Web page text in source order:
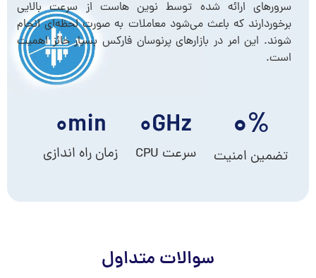
سرورهای ارائه شده توسط نوین هاست از سرعت بالایی
برخوردارند که باعث می‌شود معاملات به صورت لحظه‌ای انجام
شوند. این امر در بازارهای پرنوسان فارکس بسیار حائز اهمیت
است.
تضمین امنیت
%۰
سرعت CPU
GHz۰
زمان راه اندازی
min۰
سوالات متداول